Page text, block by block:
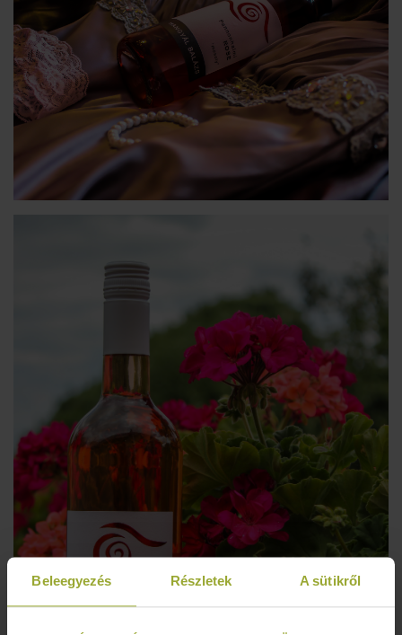
Beleegyezés Részletek A sütikről